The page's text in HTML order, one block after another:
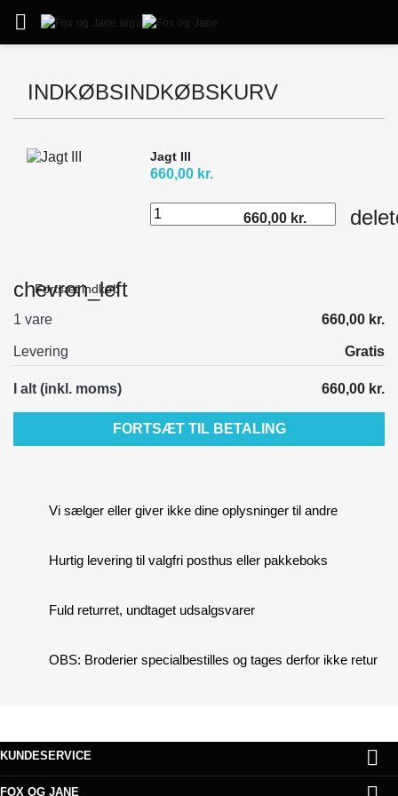

INDKØBSINDKØBSKURV
Jagt III
660,00 kr.
660,00 kr.
chevron_left
Fortsæt indkøb
1 vare 660,00 kr.
Levering Gratis
I alt (inkl. moms) 660,00 kr.
FORTSÆT TIL BETALING
Vi sælger eller giver ikke dine oplysninger til andre
Hurtig levering til valgfri posthus eller pakkeboks
Fuld returret, undtaget udsalgsvarer
OBS: Broderier specialbestilles og tages derfor ikke retur
KUNDESERVICE 
FOX OG JANE